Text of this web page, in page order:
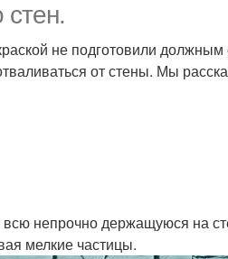
стен.
не подготовили
от стены. Мы
непрочно держащуюся на
мелкие частицы.